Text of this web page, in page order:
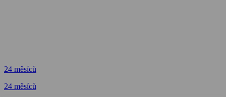
24 měsíců
24 měsíců